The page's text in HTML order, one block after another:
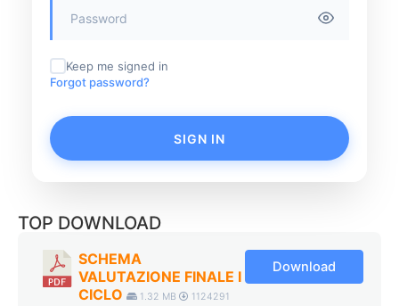
Keep me signed in
Forgot password?
SIGN IN
TOP DOWNLOAD
SCHEMA
VALUTAZIONE FINALE I
CICLO
1.32 MB
1124291
Download